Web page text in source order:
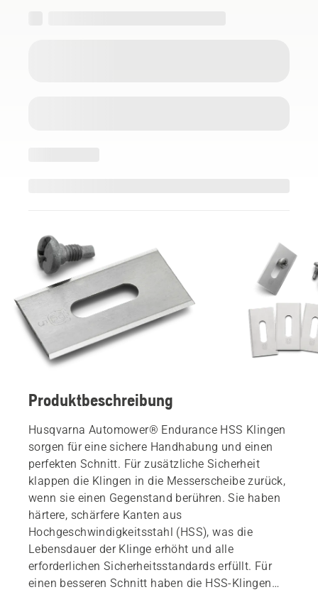
Produktbeschreibung
Husqvarna Automower® Endurance HSS Klingen
sorgen für eine sichere Handhabung und einen
perfekten Schnitt. Für zusätzliche Sicherheit
klappen die Klingen in die Messerscheibe zurück,
wenn sie einen Gegenstand berühren. Sie haben
härtere, schärfere Kanten aus
Hochgeschwindigkeitsstahl (HSS), was die
Lebensdauer der Klinge erhöht und alle
erforderlichen Sicherheitsstandards erfüllt. Für
einen besseren Schnitt haben die HSS-Klingen